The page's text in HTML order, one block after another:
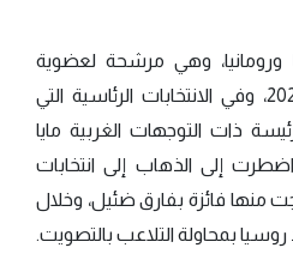
ورومانيا، وهي مرشحة لعضوية
الاتحاد الأوروبي منذ عام 2022، وفي الانتخابات الرئاسية التي
ذات التوجهات الغربية مايا
إلى الذهاب إلى انتخابات
منها فائزة بفارق ضئيل، وخلال
بمحاولة التلاعب بالتصويت.